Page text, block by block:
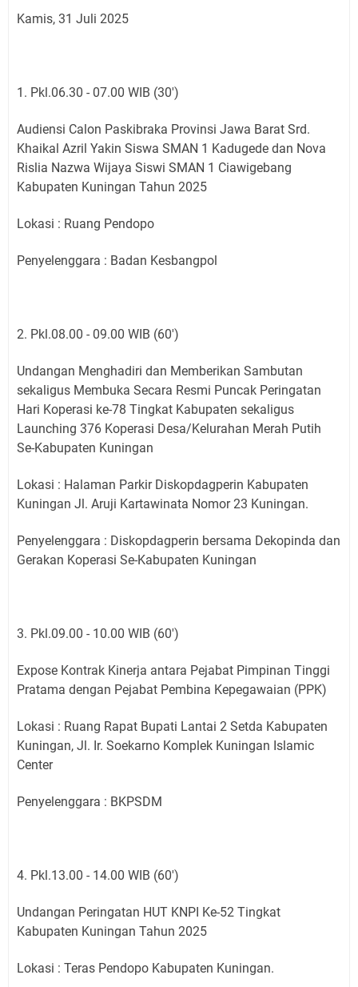
Kamis, 31 Juli 2025
1. Pkl.06.30 - 07.00 WIB (30')
Audiensi Calon Paskibraka Provinsi Jawa Barat Srd.
Khaikal Azril Yakin Siswa SMAN 1 Kadugede dan Nova
Rislia Nazwa Wijaya Siswi SMAN 1 Ciawigebang
Kabupaten Kuningan Tahun 2025
Lokasi : Ruang Pendopo
Penyelenggara : Badan Kesbangpol
2. Pkl.08.00 - 09.00 WIB (60')
Undangan Menghadiri dan Memberikan Sambutan
sekaligus Membuka Secara Resmi Puncak Peringatan
Hari Koperasi ke-78 Tingkat Kabupaten sekaligus
Launching 376 Koperasi Desa/Kelurahan Merah Putih
Se-Kabupaten Kuningan
Lokasi : Halaman Parkir Diskopdagperin Kabupaten
Kuningan Jl. Aruji Kartawinata Nomor 23 Kuningan.
Penyelenggara : Diskopdagperin bersama Dekopinda dan
Gerakan Koperasi Se-Kabupaten Kuningan
3. Pkl.09.00 - 10.00 WIB (60')
Expose Kontrak Kinerja antara Pejabat Pimpinan Tinggi
Pratama dengan Pejabat Pembina Kepegawaian (PPK)
Lokasi : Ruang Rapat Bupati Lantai 2 Setda Kabupaten
Kuningan, Jl. Ir. Soekarno Komplek Kuningan Islamic
Center
Penyelenggara : BKPSDM
4. Pkl.13.00 - 14.00 WIB (60')
Undangan Peringatan HUT KNPI Ke-52 Tingkat
Kabupaten Kuningan Tahun 2025
Lokasi : Teras Pendopo Kabupaten Kuningan.